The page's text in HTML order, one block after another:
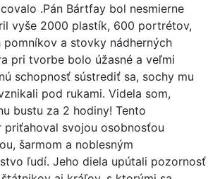
.Pán Bártfay bol nesmierne
vyše 2000 plastík, 600 portrétov,
pomníkov a stovky nádherných
pri tvorbe bolo úžasné a veľmi
schopnosť sústrediť sa, sochy mu
pod rukami. Videla som,
bustu za 2 hodiny! Tento
priťahoval svojou osobnosťou
šarmom a noblesným
ľudí. Jeho diela upútali pozornosť